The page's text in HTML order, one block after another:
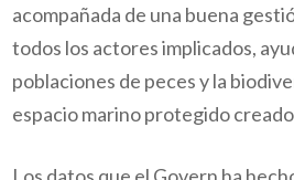
acompañada de una buena
todos los actores implicados,
poblaciones de peces y la
espacio marino protegido
Los datos que el Govern ha